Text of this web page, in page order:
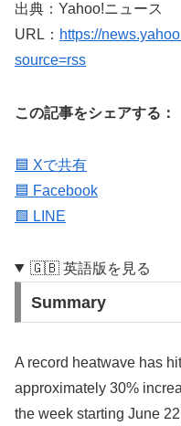
出典：Yahoo!ニュース
URL： https://
source=rss
この記事をシェアする：
🟦 Xで共有
🟦 Facebook
🟩 LINE
🇬🇧 英語版を見る
Summary
A record heatwave has
approximately 30%
the week starting June